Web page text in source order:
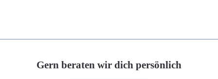
Gern beraten wir dich persönlich